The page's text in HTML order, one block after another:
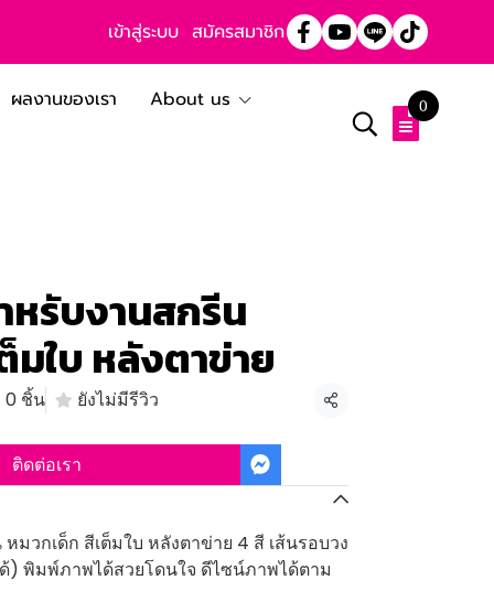
เข้าสู่ระบบ สมัครสมาชิก
ผลงานของเรา
About us
0
หรับงานสกรีน
มใบ หลังตาข่าย
0 ชิ้น ยังไม่มีรีวิว
แชร์
ติดต่อเรา
มวกเด็ก สีเต็มใบ หลังตาข่าย 4 สี เส้นรอบวง
) พิมพ์ภาพได้สวยโดนใจ ดีไซน์ภาพได้ตาม